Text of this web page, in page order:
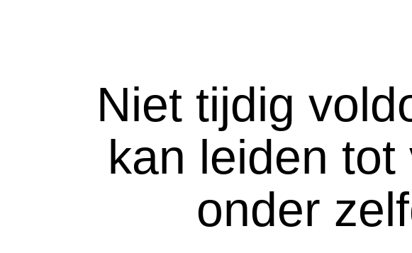
Niet tijdig
kan leiden
onder